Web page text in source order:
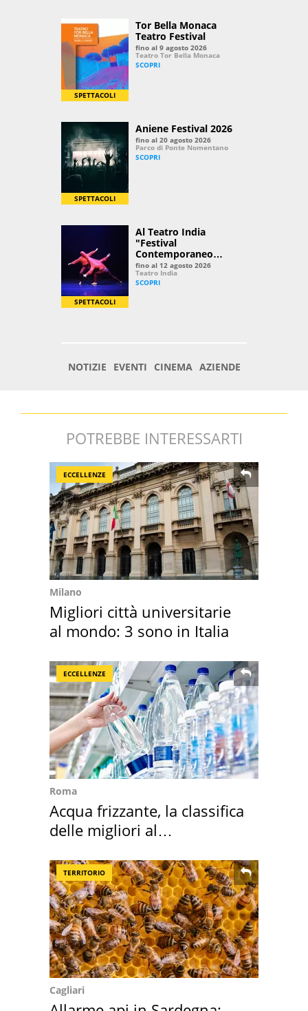
POTREBBE INTERESSARTI
ECCELLENZE
Milano
Migliori città universitarie
al mondo: 3 sono in Italia
ECCELLENZE
Roma
Acqua frizzante, la classifica
delle migliori al
TERRITORIO
Cagliari